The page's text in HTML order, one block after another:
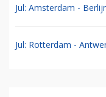
Jul: Amsterdam -
Jul: Rotterdam -